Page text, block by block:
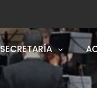
SECRETARÍA